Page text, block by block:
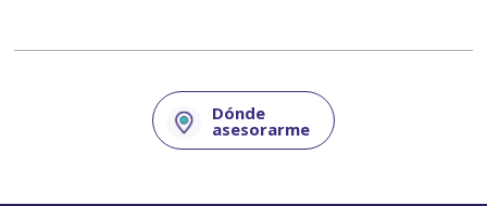
Dónde
asesorarme